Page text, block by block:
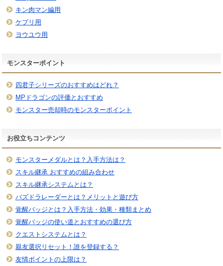
キン肉マン編用
ケプリ用
ヨウユウ用
モンスターポイント
四君子シリーズのおすすめはどれ？
MPドラゴンの評価とおすすめ
モンスター売却時のモンスターポイント
お役立ちコンテンツ
モンスターメダルとは？入手方法は？
スキル継承 おすすめの組み合わせ
スキル継承システムとは？
パズドラレーダーとは？メリットと遊び方
覚醒バッジとは？入手方法・効果・種類まとめ
覚醒バッジの使い道とおすすめの選び方
クエストシステムとは？
親友選択リセット！誰を登録する？
友情ポイントの上限は？